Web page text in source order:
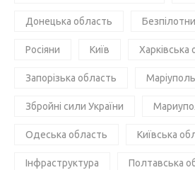
Донецька область
Росіяни Київ Харківська
Запорізька область Маріуполь
Збройні сили України
Одеська область Київська
Інфраструктура Полтавська